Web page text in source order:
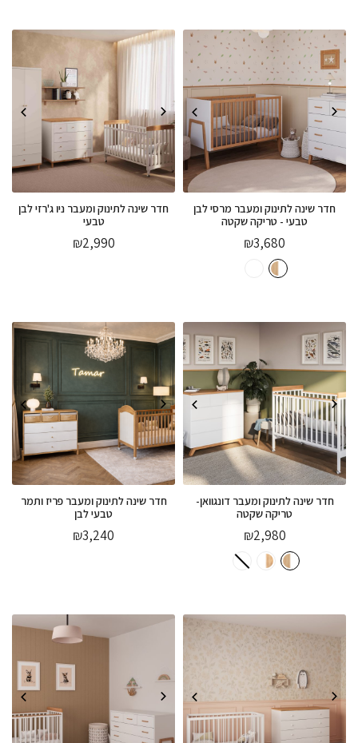
חדר שינה לתינוק ומעבר מרסי לבן
טבעי - טריקה שקטה
₪3,680
חדר שינה לתינוק ומעבר ניו ג'רזי לבן
טבעי
₪2,990
חדר שינה לתינוק ומעבר דונגוואן-
טריקה שקטה
₪2,980
חדר שינה לתינוק ומעבר פריז ותמר
טבעי לבן
₪3,240